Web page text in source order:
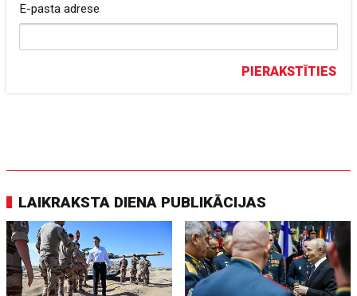
E-pasta adrese
PIERAKSTĪTIES
LAIKRAKSTA DIENA PUBLIKĀCIJAS